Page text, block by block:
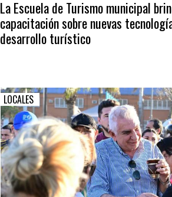
La Escuela de Turismo municipal
capacitación sobre nuevas
desarrollo turístico
LOCALES